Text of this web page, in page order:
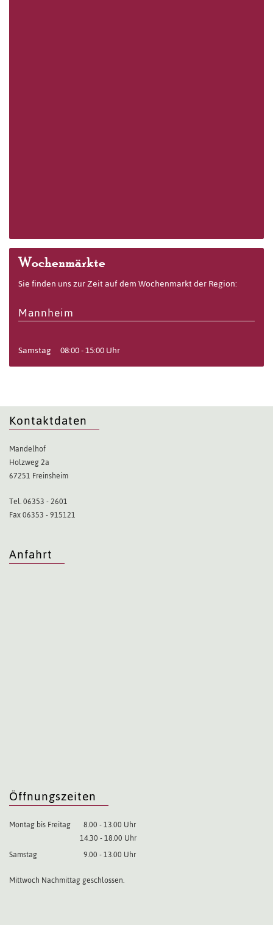
Wochenmärkte
Sie finden uns zur Zeit auf dem Wochenmarkt der Region:
Mannheim
Samstag 08:00 - 15:00 Uhr
Kontaktdaten
Mandelhof
Holzweg 2a
67251 Freinsheim
Tel. 06353 - 2601
Fax 06353 - 915121
Anfahrt
Öffnungszeiten
Montag bis Freitag
8.00 - 13.00 Uhr
14.30 - 18.00 Uhr
Samstag
9.00 - 13.00 Uhr
Mittwoch Nachmittag geschlossen.